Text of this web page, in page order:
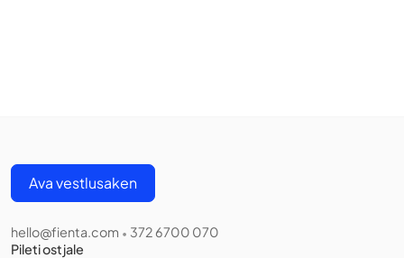
Ava vestlusaken
hello@fienta.com • 372 6700 070
Pileti ostjale